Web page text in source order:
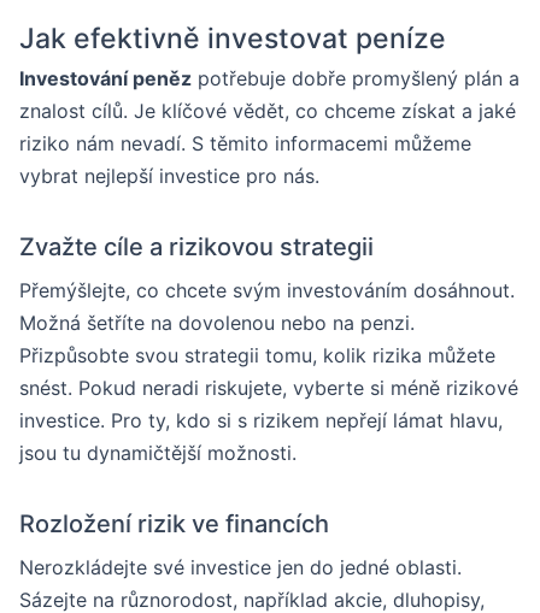
Jak efektivně investovat peníze
Investování peněz potřebuje dobře promyšlený plán a
znalost cílů. Je klíčové vědět, co chceme získat a jaké
riziko nám nevadí. S těmito informacemi můžeme
vybrat nejlepší investice pro nás.
Zvažte cíle a rizikovou strategii
Přemýšlejte, co chcete svým investováním dosáhnout.
Možná šetříte na dovolenou nebo na penzi.
Přizpůsobte svou strategii tomu, kolik rizika můžete
snést. Pokud neradi riskujete, vyberte si méně rizikové
investice. Pro ty, kdo si s rizikem nepřejí lámat hlavu,
jsou tu dynamičtější možnosti.
Rozložení rizik ve financích
Nerozkládejte své investice jen do jedné oblasti.
Sázejte na různorodost, například akcie, dluhopisy,